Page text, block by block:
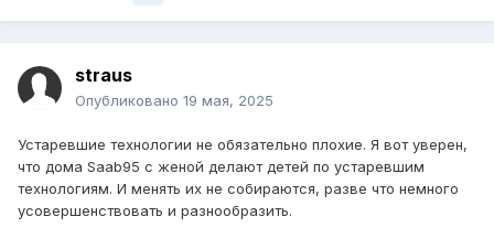
straus
Опубликовано 19 мая, 2025
Устаревшие технологии не обязательно плохие. Я вот уверен,
что дома Saab95 с женой делают детей по устаревшим
технологиям. И менять их не собираются, разве что немного
усовершенствовать и разнообразить.